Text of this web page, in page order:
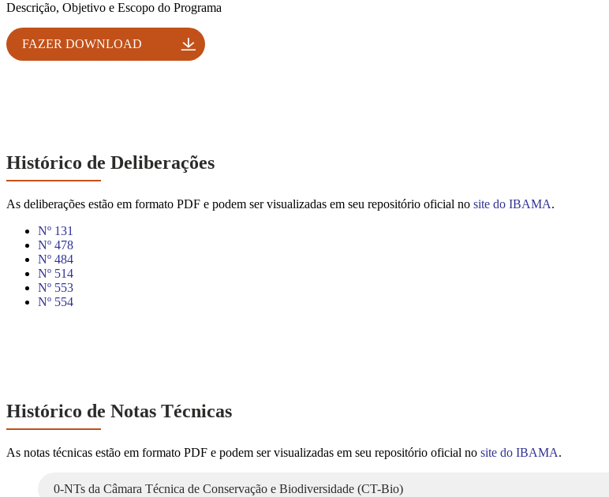
Descrição, Objetivo e Escopo do Programa
FAZER DOWNLOAD
Histórico de Deliberações
As deliberações estão em formato PDF e podem ser visualizadas em seu repositório oficial no site do IBAMA.
Nº 131
Nº 478
Nº 484
Nº 514
Nº 553
Nº 554
Histórico de Notas Técnicas
As notas técnicas estão em formato PDF e podem ser visualizadas em seu repositório oficial no site do IBAMA.
0-NTs da Câmara Técnica de Conservação e Biodiversidade (CT-Bio)